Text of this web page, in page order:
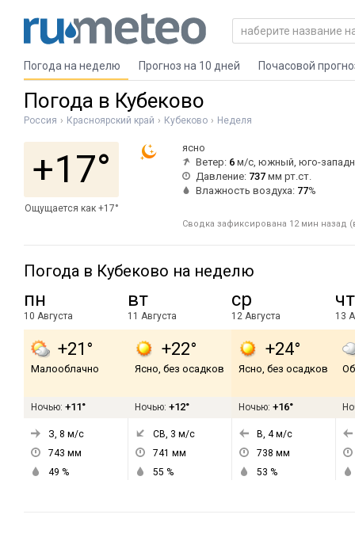
Погода на неделю Прогноз на 10 дней Почасовой
Погода в Кубеково
Россия Красноярский край Кубеково Неделя
+17°
Ощущается как +17°
ясно
Ветер: 6 м/с, южный, юго-
Давление: 737 мм рт.ст.
Влажность воздуха: 77%
Сводка зафиксирована 12 мин назад
Погода в Кубеково на неделю
пн
10 Августа
+21°
Малооблачно
Ночью: +11°
З, 8 м/с
743 мм
49 %
вт
11 Августа
+22°
Ясно, без осадков
Ночью: +12°
СВ, 3 м/с
741 мм
55 %
ср
12 Августа
+24°
Ясно, без осадков
Ночью: +16°
В, 4м/с
738 мм
53 %
чт
13